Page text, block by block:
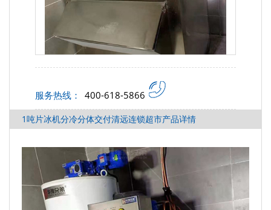
服务热线： 400-618-5866
1吨片冰机分冷分体交付清远连锁超市产品详情